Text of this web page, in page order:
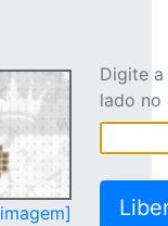
Digite
lado no